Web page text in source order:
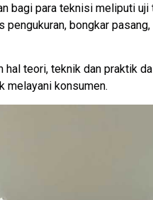
bagi para teknisi meliputi uji
bongkar
teori, teknik dan praktik
melayani konsumen.